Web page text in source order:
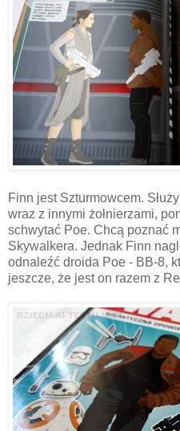
Finn jest Szturmowcem.
wraz z innymi żołnierzami,
schwytać Poe. Chcą poznać
Skywalkera. Jednak Finn
odnaleźć droida Poe - BB-8,
jeszcze, że jest on razem z